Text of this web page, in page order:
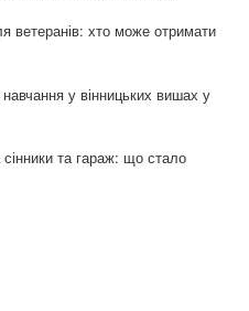
ветеранів: хто може отримати
у вінницьких вишах у
та гараж: що стало